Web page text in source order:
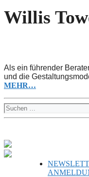
Willis
Als ein führender
und die
MEHR…
Suchen
nach: